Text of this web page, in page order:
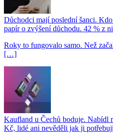
Důchodci mají poslední šanci. Kdo
papír o zvýšení důchodu. 42 % z
Roky to fungovalo samo. Než
[…]
Kaufland u Čechů boduje. Nabídl
Kč, lidé ani nevěděli jak ji